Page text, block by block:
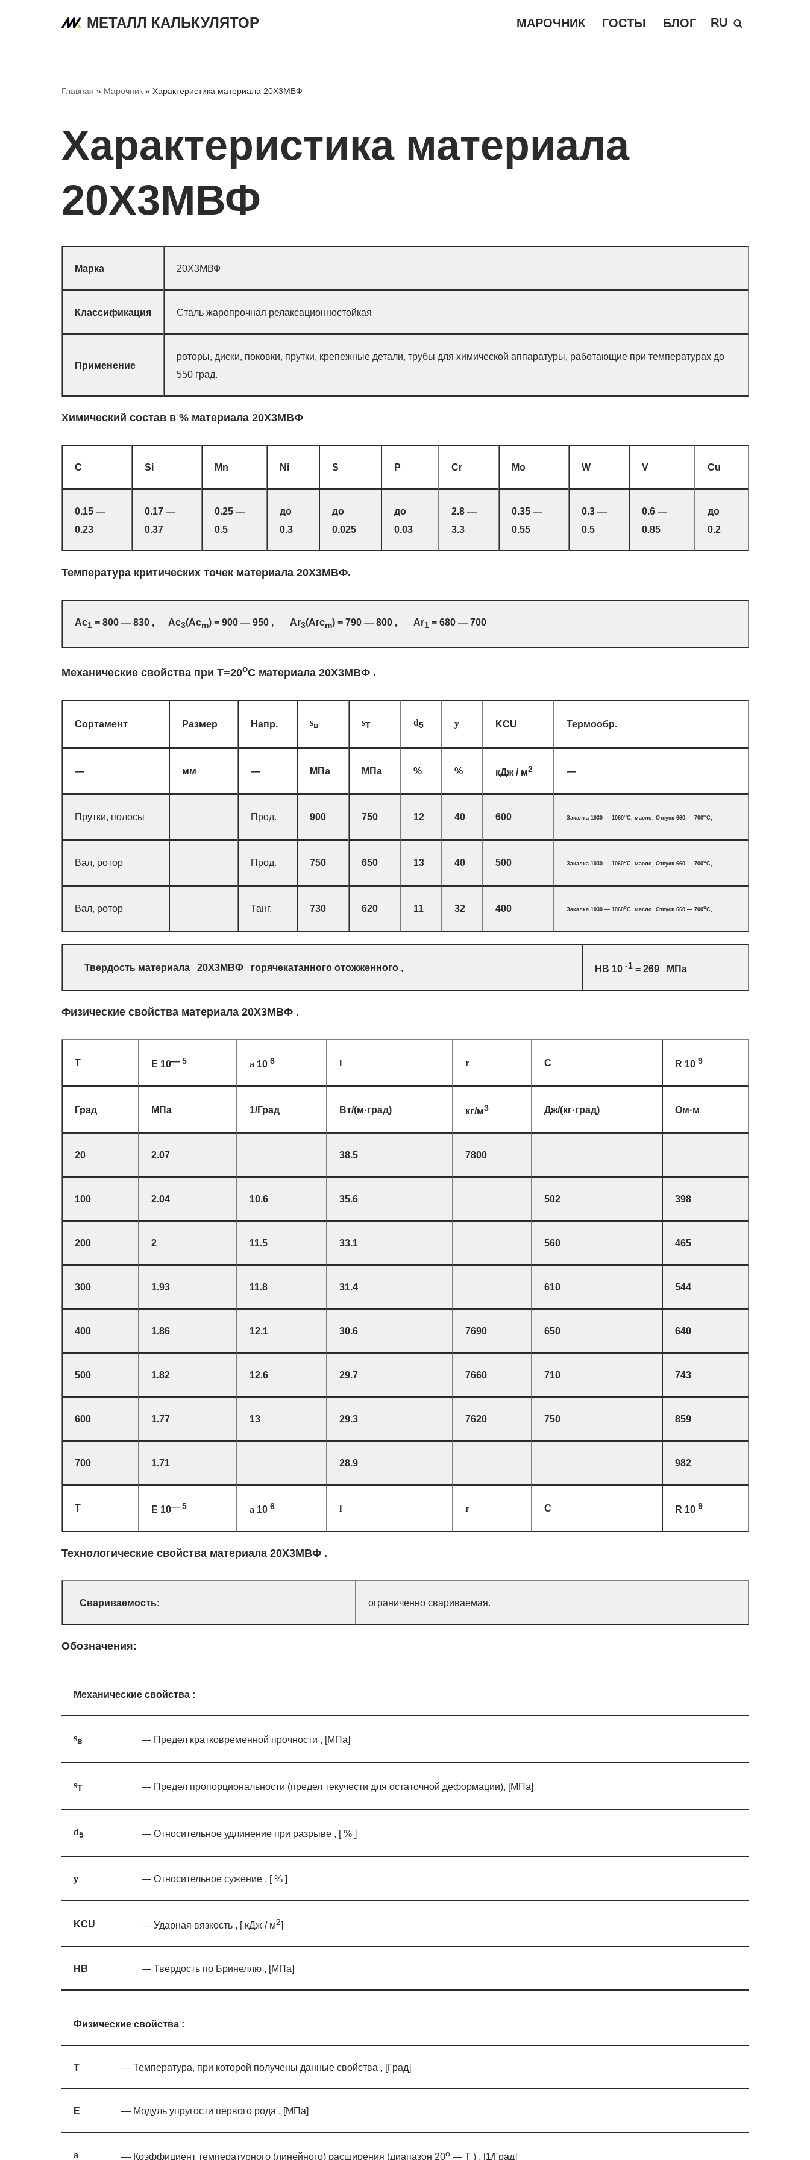
МЕТАЛЛ КАЛЬКУЛЯТОР МАРОЧНИК ГОСТЫ БЛОГ RU
Главная » Марочник » Характеристика материала 20Х3МВФ
Характеристика материала
20Х3МВФ
Марка 20Х3МВФ
Классификация Сталь жаропрочная релаксационностойкая
Применение
роторы, диски, поковки, прутки, крепежные детали, трубы для химической аппаратуры, работающие при температурах до
550 град.
Химический состав в % материала 20Х3МВФ
C Si Mn Ni S P Cr Mo W V Cu
0.15 —
0.23
0.17 —
0.37
0.25 —
0.5
до
0.3
до
0.025
до
0.03
2.8 —
3.3
0.35 —
0.55
0.3 —
0.5
0.6 —
0.85
до
0.2
Температура критических точек материала 20Х3МВФ.
Ac1 = 800 — 830 , Ac3(Acm) = 900 — 950 , Ar3(Arcm) = 790 — 800 , Ar1 = 680 — 700
Механические свойства при Т=20oС материала 20Х3МВФ .
Сортамент Размер Напр. sв sT d5 y KCU Термообр.
— мм — МПа МПа % % кДж / м2 —
Прутки, полосы Прод. 900 750 12 40 600 Закалка 1030 — 1060oC, масло, Отпуск 660 — 700oC,
Вал, ротор Прод. 750 650 13 40 500 Закалка 1030 — 1060oC, масло, Отпуск 660 — 700oC,
Вал, ротор Танг. 730 620 11 32 400 Закалка 1030 — 1060oC, масло, Отпуск 660 — 700oC,
Твердость материала 20Х3МВФ горячекатанного отожженного , HB 10 -1 = 269 МПа
Физические свойства материала 20Х3МВФ .
T E 10— 5 a 10 6 l r C R 10 9
Град МПа 1/Град Вт/(м·град) кг/м3 Дж/(кг·град) Ом·м
20 2.07 38.5 7800
100 2.04 10.6 35.6 502 398
200 2 11.5 33.1 560 465
300 1.93 11.8 31.4 610 544
400 1.86 12.1 30.6 7690 650 640
500 1.82 12.6 29.7 7660 710 743
600 1.77 13 29.3 7620 750 859
700 1.71 28.9 982
T E 10— 5 a 10 6 l r C R 10 9
Технологические свойства материала 20Х3МВФ .
Свариваемость: ограниченно свариваемая.
Обозначения:
Механические свойства :
sв — Предел кратковременной прочности , [МПа]
sT — Предел пропорциональности (предел текучести для остаточной деформации), [МПа]
d5 — Относительное удлинение при разрыве , [ % ]
y — Относительное сужение , [ % ]
KCU — Ударная вязкость , [ кДж / м2]
HB — Твердость по Бринеллю , [МПа]
Физические свойства :
T — Температура, при которой получены данные свойства , [Град]
E — Модуль упругости первого рода , [МПа]
a — Коэффициент температурного (линейного) расширения (диапазон 20o — T ) , [1/Град]